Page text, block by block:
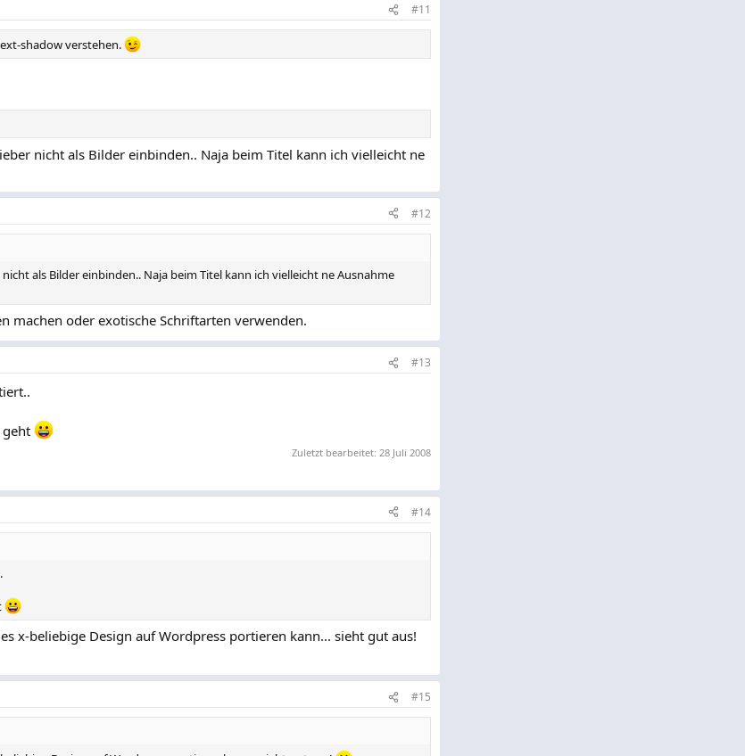
#11
shadow verstehen.
nicht als Bilder einbinden.. Naja beim Titel kann ich vielleicht ne
#12
als Bilder einbinden.. Naja beim Titel kann ich vielleicht ne Ausnahme
machen oder exotische Schriftarten verwenden.
#13
geht
Zuletzt bearbeitet: 28 Juli 2008
#14
x-beliebige Design auf Wordpress portieren kann... sieht gut aus!
#15